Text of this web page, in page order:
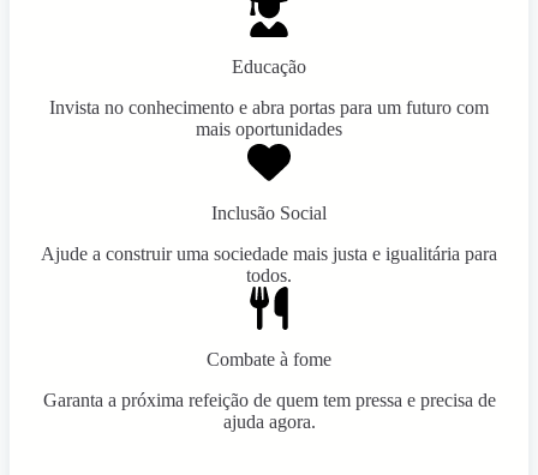
Educação
Invista no conhecimento e abra portas para um futuro com
mais oportunidades
Inclusão Social
Ajude a construir uma sociedade mais justa e igualitária para
todos.
Combate à fome
Garanta a próxima refeição de quem tem pressa e precisa de
ajuda agora.